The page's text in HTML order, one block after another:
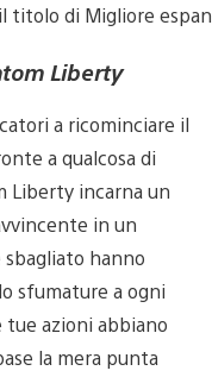
Liberty
a ricominciare il
a qualcosa di
Liberty incarna un
in un
hanno
sfumature a ogni
tue azioni abbiano
la mera punta